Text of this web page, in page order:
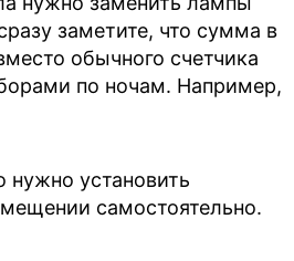
заметите, что сумма в
обычного счетчика
по ночам. Например,
установить
самостоятельно.